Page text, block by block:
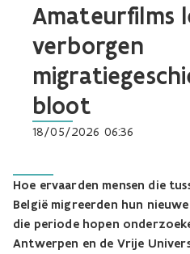
Amateurfilms
verborgen
bloot
18/05/2026 06:36
Hoe ervaarden mensen die
België migreerden hun
die periode hopen
Antwerpen en de Vrije